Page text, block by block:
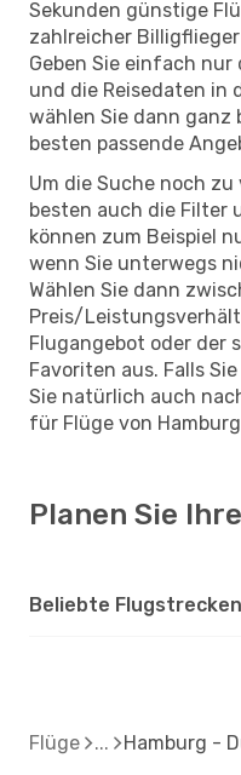
Sekunden günstige
zahlreicher
Geben Sie einfach
und die Reisedaten in
wählen Sie dann ganz
besten passende
Um die Suche noch
besten auch die Filter
können zum Beispiel
wenn Sie unterwegs
Wählen Sie dann
Preis/
Flugangebot oder der
Favoriten aus. Falls
Sie natürlich auch
für Flüge von
Planen Sie
Beliebte Flugstrecken
Flüge Hamburg -